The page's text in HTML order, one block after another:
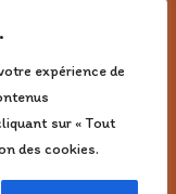
expérience de
sur « Tout
des cookies.